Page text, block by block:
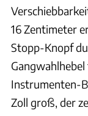
16 Zentimeter
Stopp-Knopf
Instrumenten-
Zoll groß, der